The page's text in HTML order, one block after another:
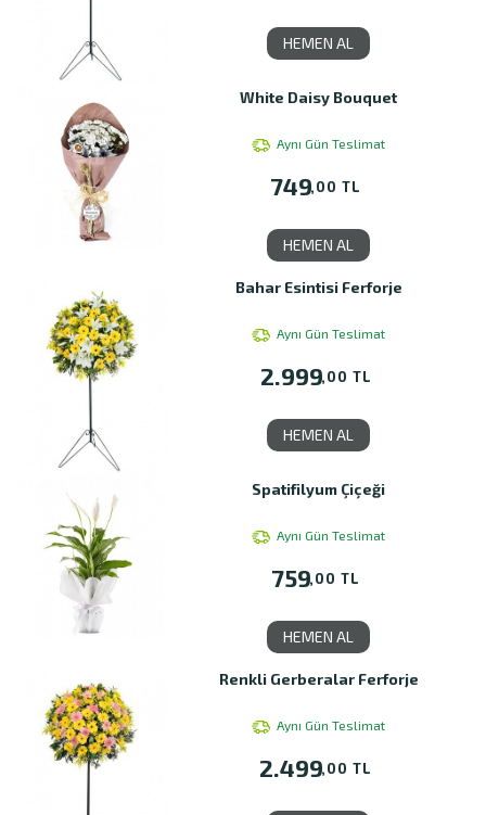
HEMEN AL
White Daisy Bouquet
Aynı Gün Teslimat
749,00 TL
HEMEN AL
Bahar Esintisi Ferforje
Aynı Gün Teslimat
2.999,00 TL
HEMEN AL
Spatifilyum Çiçeği
Aynı Gün Teslimat
759,00 TL
HEMEN AL
Renkli Gerberalar Ferforje
Aynı Gün Teslimat
2.499,00 TL